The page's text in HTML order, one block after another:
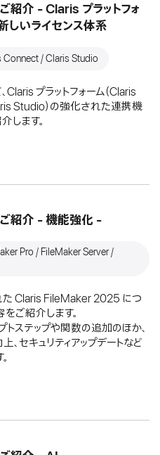
介 - Claris プラットフォ
しいライセンス体系
Connect / Claris Studio
プラットフォーム（Claris
Studio）の強化された連携機
します。
紹介 - 機能強化 -
Pro / FileMaker Server /
た Claris FileMaker 2025 につ
ご紹介します。
ステップや関数の追加のほか、
、セキュリティアップデートなど